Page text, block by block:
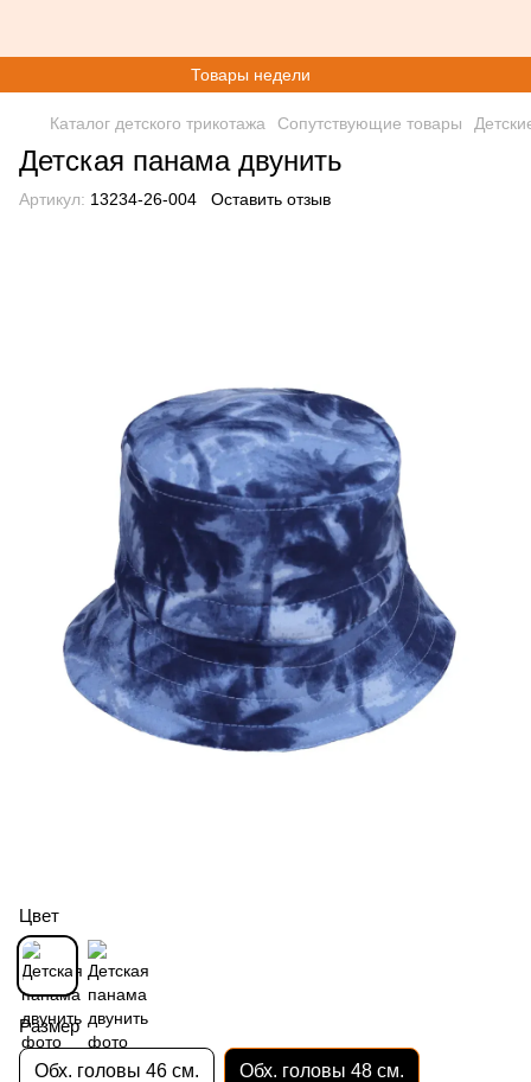
Товары недели
Каталог детского трикотажа Сопутствующие товары
Детская панама двунить
Артикул: 13234-26-004 Оставить отзыв
Цвет
Размер
Обх. головы 46 см. Обх. головы 48 см.